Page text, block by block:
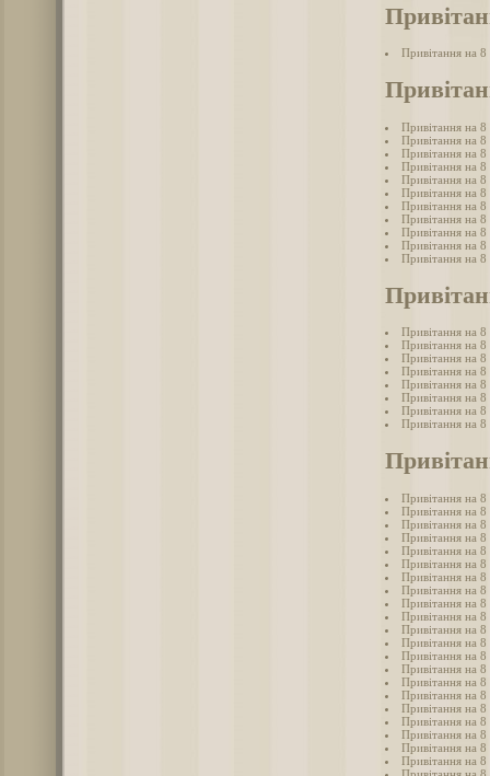
Привітання на 8
Привітання на
Привітання на 8
Привітання на 8
Привітання на 8
Привітання на 8
Привітання на 8
Привітання на 8
Привітання на 8
Привітання на 8
Привітання на 8
Привітання на 8
Привітання на 8
Привітання на 8
Привітання на 8
Привітання на 8
Привітання на 8
Привітання на
Привітання на
Привітання на 8
Привітання на 8
Привітання на 8
Привітання на 8
Привітання на 8
Привітання на 8
Привітання на 8
Привітання на 8
Привітання на 8
Привітання на 8
Привітання на 8
Привітання на 8
Привітання на 8
Привітання на 8
Привітання на 8
Привітання на 8
Привітання на 8
Привітання на 8
Привітання на 8
Привітання на 8
Привітання на 8
Привітання на 8